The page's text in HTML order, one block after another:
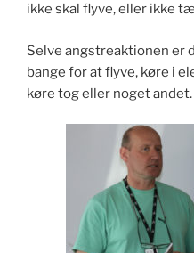
ikke skal flyve, eller ikke
Selve angstreaktionen er
bange for at flyve, køre i
køre tog eller noget andet.